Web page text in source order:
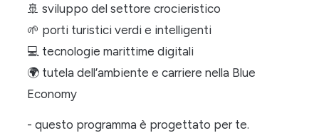
🚢 sviluppo del settore crocieristico
🌱 porti turistici verdi e intelligenti
💻 tecnologie marittime digitali
🌍 tutela dell’ambiente e carriere nella Blue
Economy
- questo programma è progettato per te.